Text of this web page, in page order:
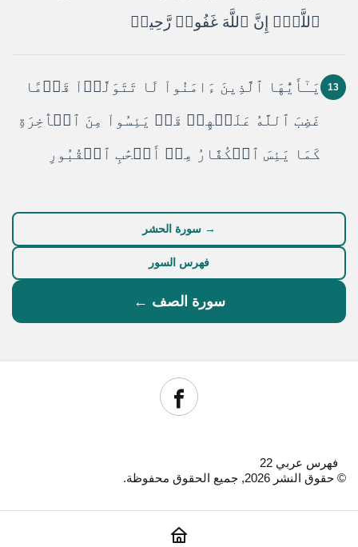
ٱللَّهَۚ إِنَّ ٱللَّهَ غَفُورٞ رَّحِيمٞ
13
يَـٰٓأَيُّهَا ٱلَّذِينَ ءَامَنُواْ لَا تَتَوَلَّوۡاْ قَوۡمًا
غَضِبَ ٱللَّهُ عَلَيۡهِمۡ قَدۡ يَئِسُواْ مِنَ ٱلۡأٓخِرَةِ
كَمَا يَئِسَ ٱلۡكُفَّارُ مِنۡ أَصۡحَٰبِ ٱلۡقُبُورِ
→ سورة الحشر
فهرس السور
سورة الصف ←
فهرس عربي 22
© حقوق النشر 2026, جميع الحقوق محفوظة.